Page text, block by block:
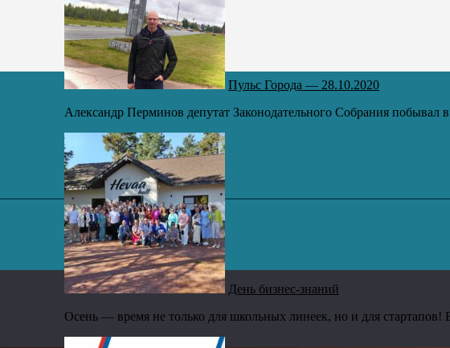
Пульс Города — 28.10.2020
Александр Перминов депутат Законодательного Собрания побывал
День бизнес-знаний
Осень — время не только для школьных линеек, но и для стартапов!